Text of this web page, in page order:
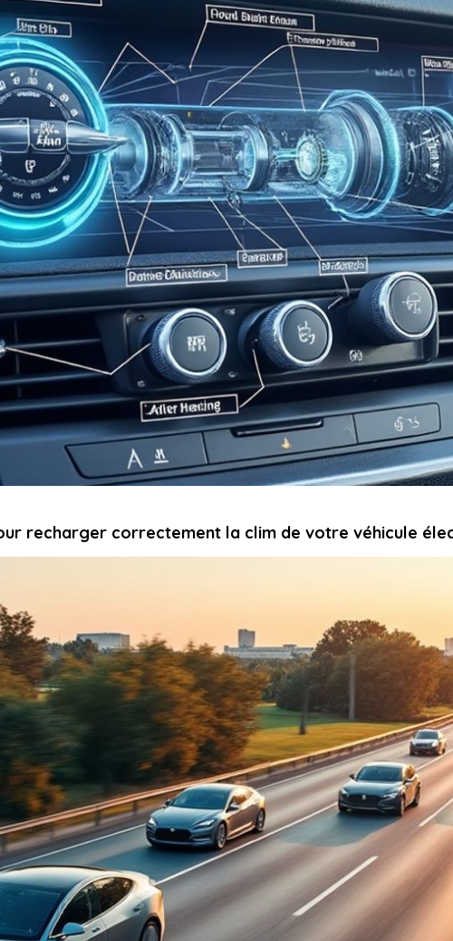
recharger correctement la clim de votre véhicule